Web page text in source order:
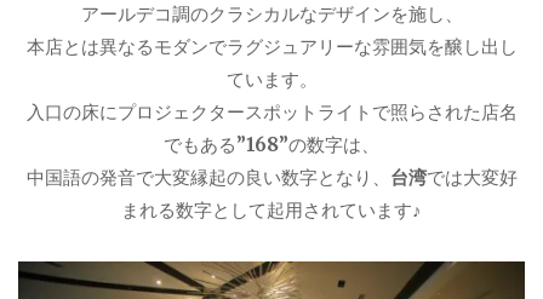
アールデコ調のクラシカルなデザインを施し、
本店とは異なるモダンでラグジュアリーな雰囲気を醸し出し
ています。
入口の床にプロジェクタースポットライトで照らされた店名
でもある”168”の数字は、
中国語の発音で大変縁起の良い数字となり、 台湾では大変好
まれる数字として起用されています♪